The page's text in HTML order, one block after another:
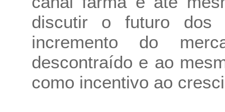
discutir o futuro dos
incremento do
descontraído e ao
como incentivo ao